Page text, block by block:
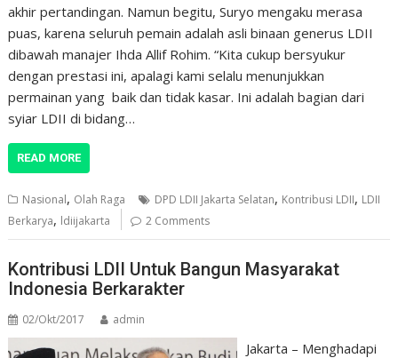
akhir pertandingan. Namun begitu, Suryo mengaku merasa
puas, karena seluruh pemain adalah asli binaan generus LDII
dibawah manajer Ihda Allif Rohim. “Kita cukup bersyukur
dengan prestasi ini, apalagi kami selalu menunjukkan
permainan yang baik dan tidak kasar. Ini adalah bagian dari
syiar LDII di bidang…
READ MORE
Nasional, Olah Raga DPD LDII Jakarta Selatan, Kontribusi LDII, LDII
Berkarya, ldiijakarta 2 Comments
Kontribusi LDII Untuk Bangun Masyarakat
Indonesia Berkarakter
02/Okt/2017 admin
Jakarta – Menghadapi